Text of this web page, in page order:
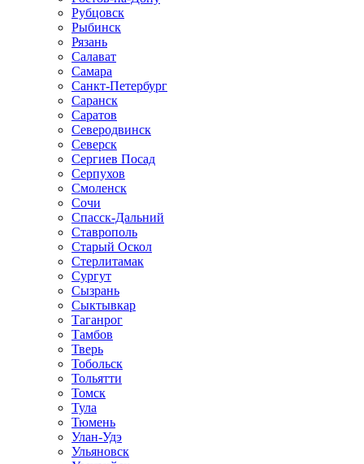
Рубцовск
Рыбинск
Рязань
Салават
Самара
Санкт-Петербург
Саранск
Саратов
Северодвинск
Северск
Сергиев Посад
Серпухов
Смоленск
Сочи
Спасск-Дальний
Ставрополь
Старый Оскол
Стерлитамак
Сургут
Сызрань
Сыктывкар
Таганрог
Тамбов
Тверь
Тобольск
Тольятти
Томск
Тула
Тюмень
Улан-Удэ
Ульяновск